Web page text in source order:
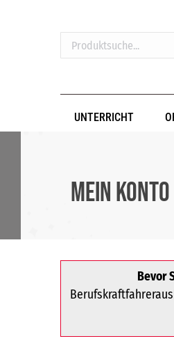
Produktsuche...
UNTERRICHT
Mein Konto
Bevor